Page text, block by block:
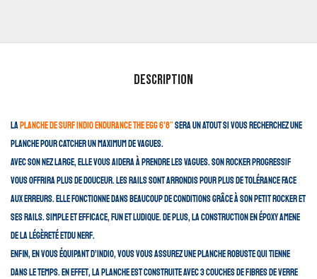
Description
La planche de surf Indio Endurance The Egg 6’8″sera un atout si vous recherchez une
planche pour catcher un maximum de vagues.
Avec son nez large, elle vous aidera à prendre les vagues. Son rocker progressif
vous offrira plus de douceur. Les rails sont arrondis pour plus de tolérance face
aux erreurs. Elle fonctionne dans beaucoup de conditions grâce à son petit rocker et
ses rails.Simple et efficace, fun et ludique. De plus, la construction en époxy amene
de la légèreté etdu nerf.
Enfin, en vous équipant d’Indio, vous vous assurez une planche robuste qui tienne
dans le temps. En effet, la planche est construite avec 3 couches de fibres de verre